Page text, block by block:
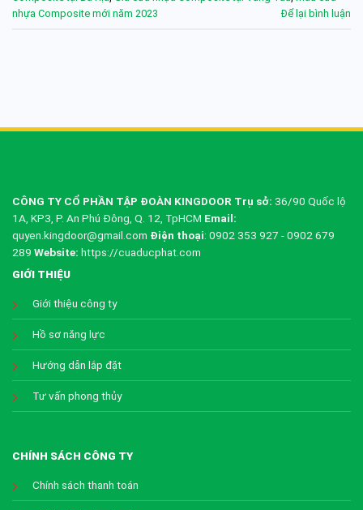
nhựa Composite mới năm 2023
Để lại bình luận
CÔNG TY CỔ PHẦN TẬP ĐOÀN KINGDOOR Trụ sở: 36/90 Quốc lộ
1A, KP3, P. An Phú Đông, Q. 12, TpHCM Email:
quyen.kingdoor@gmail.com Điện thoại: 0902 353 927 - 0902 679
289 Website: https://cuaducphat.com
GIỚI THIỆU
Giới thiệu công ty
Hồ sơ năng lực
Hướng dẫn lắp đặt
Tư vấn phong thủy
CHÍNH SÁCH CÔNG TY
Chính sách thanh toán